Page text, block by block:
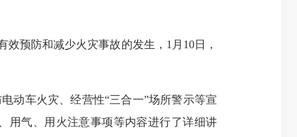
预防和减少火灾事故的发生，1月10日，
车火灾、经营性“三合一”场所警示等宣
用气、用火注意事项等内容进行了详细讲